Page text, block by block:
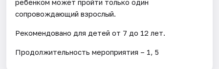
ребенком может пройти только один
сопровождающий взрослый.
Рекомендовано для детей от 7 до 12 лет.
Продолжительность мероприятия – 1, 5